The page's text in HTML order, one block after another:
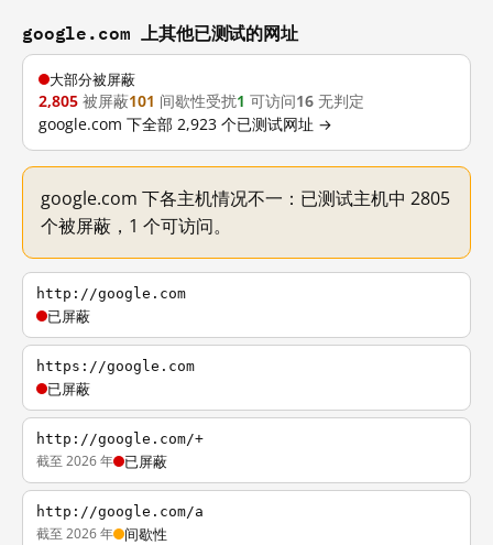
google.com 上其他已测试的网址
大部分被屏蔽
2,805 被屏蔽101 间歇性受扰1 可访问16 无判定
google.com 下全部 2,923 个已测试网址 →
google.com 下各主机情况不一：已测试主机中 2805
个被屏蔽，1 个可访问。
http://google.com
已屏蔽
https://google.com
已屏蔽
http://google.com/+
截至 2026 年 已屏蔽
http://google.com/a
截至 2026 年 间歇性